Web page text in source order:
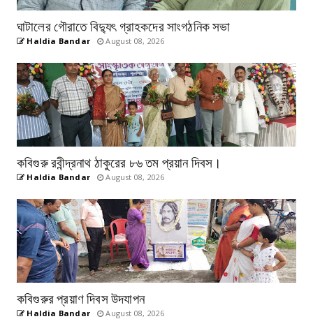
ঘাটালের গৌরাতে বিদ্যুৎ গ্রাহকদের সাংগঠনিক সভা
Haldia Bandar August 08, 2026
কবিগুরু রবীন্দ্রনাথ ঠাকুরের ৮৬ তম প্রয়ান দিবস।
Haldia Bandar August 08, 2026
কবিগুরুর প্রয়াণ দিবস উদযাপন
Haldia Bandar August 08, 2026